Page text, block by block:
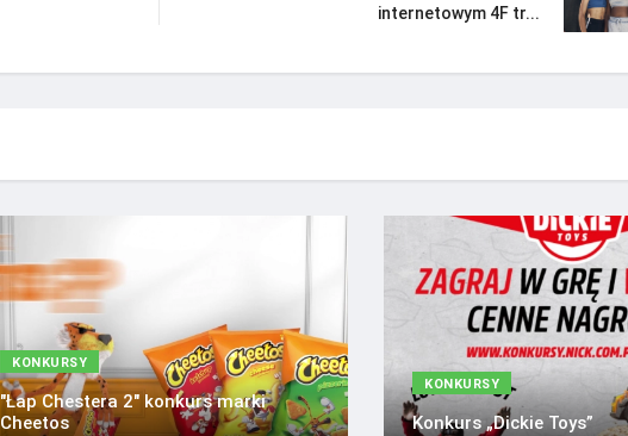
internetowym 4F tr...
KONKURSY
"Łap Chestera 2" konkurs marki
Cheetos
KONKURSY
Konkurs „Dickie Toys”